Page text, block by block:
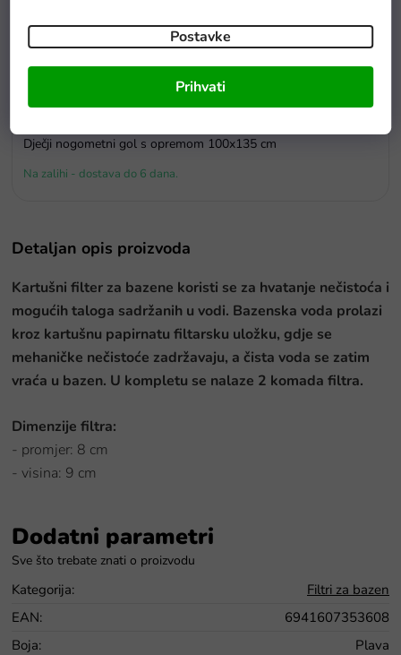
Postavke
Prihvati
Dječji nogometni gol s opremom 100x135 cm
Na zalihi - dostava do 6 dana.
Detaljan opis proizvoda
Kartušni filter za bazene koristi se za hvatanje nečistoća i
mogućih taloga sadržanih u vodi. Bazenska voda prolazi
kroz kartušnu papirnatu filtarsku uložku, gdje se
mehaničke nečistoće zadržavaju, a čista voda se zatim
vraća u bazen. U kompletu se nalaze 2 komada filtra.
Dimenzije filtra:
- promjer: 8 cm
- visina: 9 cm
Dodatni parametri
Kategorija:
Filtri za bazen
EAN:
6941607353608
Boja:
Plava